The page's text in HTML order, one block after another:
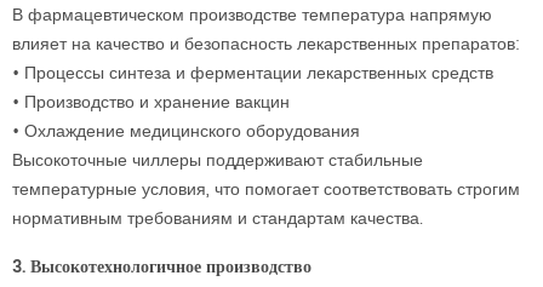
В фармацевтическом производстве температура напрямую
влияет на качество и безопасность лекарственных препаратов:
• Процессы синтеза и ферментации лекарственных средств
• Производство и хранение вакцин
• Охлаждение медицинского оборудования
Высокоточные чиллеры поддерживают стабильные
температурные условия, что помогает соответствовать строгим
нормативным требованиям и стандартам качества.
3. Высокотехнологичное производство